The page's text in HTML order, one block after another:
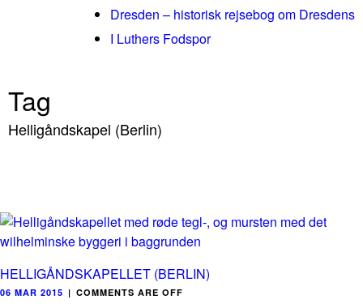
Dresden – historisk rejsebog om Dresdens
I Luthers Fodspor
Tag
Helligåndskapel (Berlin)
HELLIGÅNDSKAPELLET (BERLIN)
06 MAR 2015 | COMMENTS ARE OFF